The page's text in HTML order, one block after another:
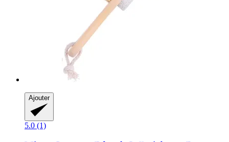
Ajouter
5.0 (1)